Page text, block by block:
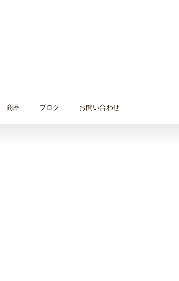
商品 ブログ お問い合わせ